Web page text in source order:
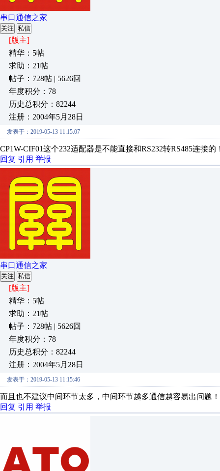
串口通信之家
关注 私信
[版主]
精华：5帖
求助：21帖
帖子：728帖 | 5626回
年度积分：78
历史总积分：82244
注册：2004年5月28日
发表于：2019-05-13 11:15:07
CP1W-CIF01这个232适配器是不能直接和RS232转RS485连接
回复 引用 举报
串口通信之家
关注 私信
[版主]
精华：5帖
求助：21帖
帖子：728帖 | 5626回
年度积分：78
历史总积分：82244
注册：2004年5月28日
发表于：2019-05-13 11:15:46
而且也不建议中间环节太多，中间环节越多通信越容易出问题！
回复 引用 举报